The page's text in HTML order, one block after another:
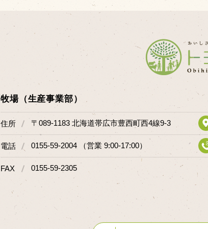
牧場（生産事業部）
住所 〒089-1183 北海道帯広市豊西町西4線9-3
電話 0155-59-2004 （営業 9:00-17:00）
FAX 0155-59-2305